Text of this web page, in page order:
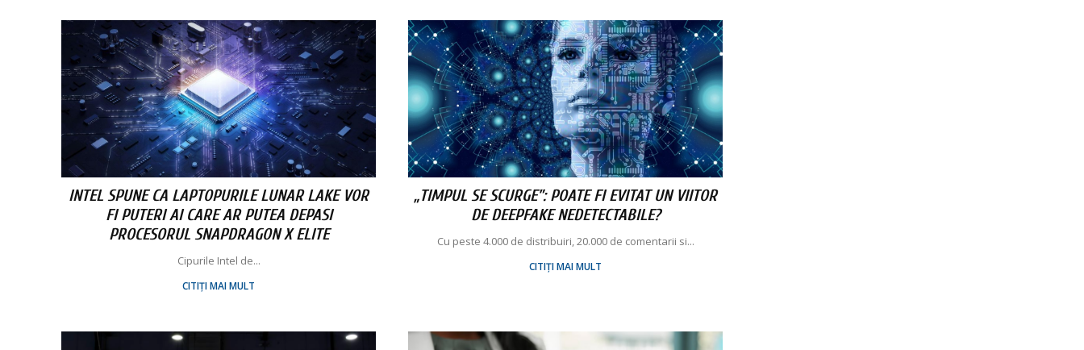
INTEL SPUNE CA LAPTOPURILE LUNAR LAKE VOR
FI PUTERI AI CARE AR PUTEA DEPASI
PROCESORUL SNAPDRAGON X ELITE
Cipurile Intel de...
CITIȚI MAI MULT
„TIMPUL SE SCURGE”: POATE FI EVITAT UN VIITOR
DE DEEPFAKE NEDETECTABILE?
Cu peste 4.000 de distribuiri, 20.000 de comentarii si...
CITIȚI MAI MULT